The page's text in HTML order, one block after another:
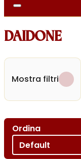
DAIDONE
Mostra filtri
Ordina
Ordina per
Sort content